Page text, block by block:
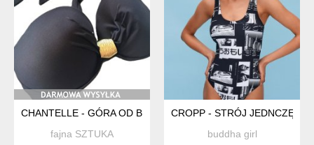
CHANTELLE - GÓRA OD BIKINI 70B - FRANCUSKI SZYK -
fajna SZTUKA
CROPP - STRÓJ
buddha girl